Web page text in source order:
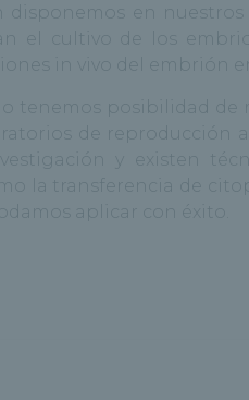
disponemos en
el cultivo de los
in vivo del embrión
tenemos posibilidad de
de reproducción
y existen
la transferencia de
aplicar con éxito.